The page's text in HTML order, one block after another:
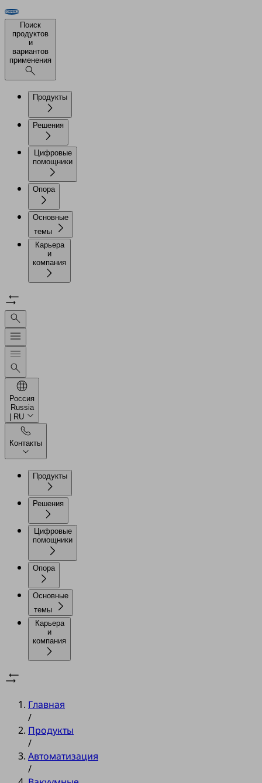
Поиск
продуктов
и
вариантов
применения
Продукты
Решения
Цифровые
помощники
Опора
Основные
темы
Карьера
и
компания
Россия
Russia
| RU
Контакты
Продукты
Решения
Цифровые
помощники
Опора
Основные
темы
Карьера
и
компания
Главная
/
Продукты
/
Автоматизация
/